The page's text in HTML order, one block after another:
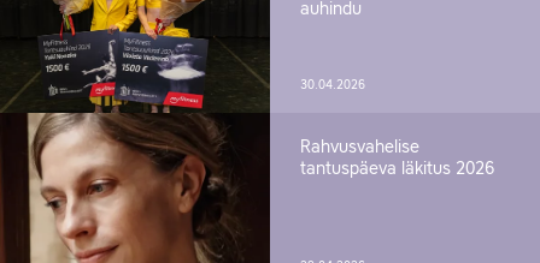
auhindu
30.04.2026
Rahvusvahelise
tantuspäeva läkitus 2026